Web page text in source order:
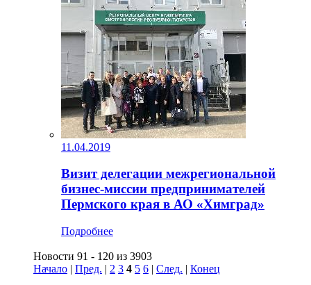
11.04.2019
Визит делегации межрегиональной
бизнес-миссии предпринимателей
Пермского края в АО «Химград»
Подробнее
Новости 91 - 120 из 3903
Начало | Пред. | 2 3 4 5 6 | След. | Конец